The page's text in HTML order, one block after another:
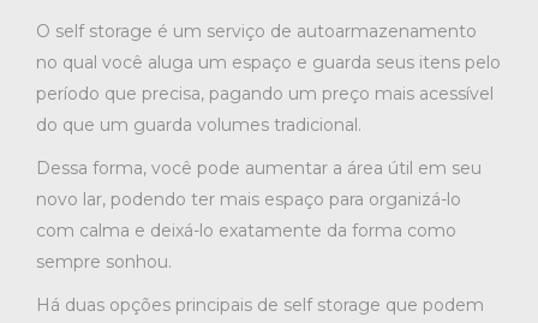
O self storage é um serviço de autoarmazenamento
no qual você aluga um espaço e guarda seus itens pelo
período que precisa, pagando um preço mais acessível
do que um guarda volumes tradicional.
Dessa forma, você pode aumentar a área útil em seu
novo lar, podendo ter mais espaço para organizá-lo
com calma e deixá-lo exatamente da forma como
sempre sonhou.
Há duas opções principais de self storage que podem